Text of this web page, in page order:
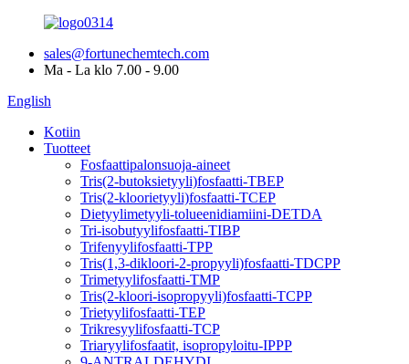
sales@fortunechemtech.com
Ma - La klo 7.00 - 9.00
English
Kotiin
Tuotteet
Fosfaattipalonsuoja-aineet
Tris(2-butoksietyyli)fosfaatti-TBEP
Tris(2-kloorietyyli)fosfaatti-TCEP
Dietyylimetyyli-tolueenidiamiini-DETDA
Tri-isobutyylifosfaatti-TIBP
Trifenyylifosfaatti-TPP
Tris(1,3-dikloori-2-propyyli)fosfaatti-TDCPP
Trimetyylifosfaatti-TMP
Tris(2-kloori-isopropyyli)fosfaatti-TCPP
Trietyylifosfaatti-TEP
Trikresyylifosfaatti-TCP
Triaryylifosfaatit, isopropyloitu-IPPP